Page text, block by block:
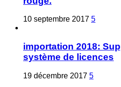
10 septembre 2017 5
importation 2018:
système de licences
19 décembre 2017 5